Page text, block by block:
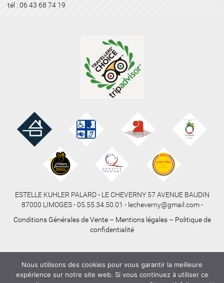
tél : 06 43 68 74 19
ESTELLE KUHLER PALARD - LE CHEVERNY 57 AVENUE BAUDIN
87000 LIMOGES - 05.55.34.50.01 - lecheverny@gmail.com -
Conditions Générales de Vente– Mentions légales– Politique de
confidentialité
Nous utilisons des cookies pour vous garantir la meilleure
expérience sur notre site web. Si vous continuez à utiliser ce